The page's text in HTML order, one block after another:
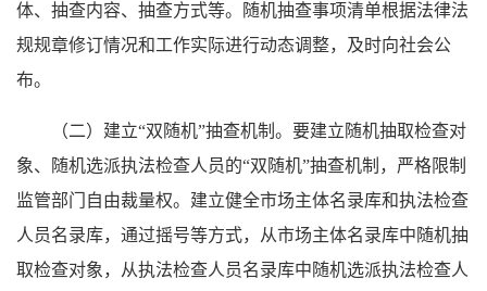
体、抽查内容、抽查方式等。随机抽查事项清单根据法律法
规规章修订情况和工作实际进行动态调整，及时向社会公
布。
（二）建立“双随机”抽查机制。要建立随机抽取检查对
象、随机选派执法检查人员的“双随机”抽查机制，严格限制
监管部门自由裁量权。建立健全市场主体名录库和执法检查
人员名录库，通过摇号等方式，从市场主体名录库中随机抽
取检查对象，从执法检查人员名录库中随机选派执法检查人